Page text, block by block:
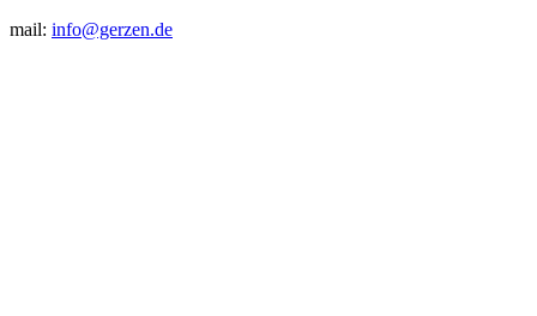
mail: info@gerzen.de